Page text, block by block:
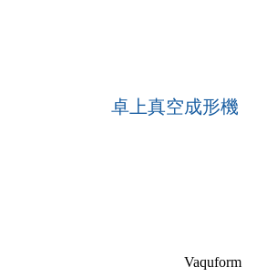
卓上真空成形機
Vaquform